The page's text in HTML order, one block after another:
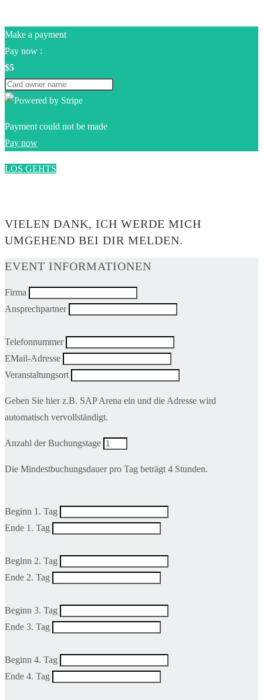
Make a payment
Pay now :
$5
Payment could not be made
Pay now
LOS GEHTS
VIELEN DANK, ICH WERDE MICH
UMGEHEND BEI DIR MELDEN.
EVENT INFORMATIONEN
Firma
Ansprechpartner
Telefonnummer
EMail-Adresse
Veranstaltungsort
Geben Sie hier z.B. SAP Arena ein und die Adresse wird
automatisch vervollständigt.
Anzahl der Buchungstage
Die Mindestbuchungsdauer pro Tag beträgt 4 Stunden.
Beginn 1. Tag
Ende 1. Tag
Beginn 2. Tag
Ende 2. Tag
Beginn 3. Tag
Ende 3. Tag
Beginn 4. Tag
Ende 4. Tag